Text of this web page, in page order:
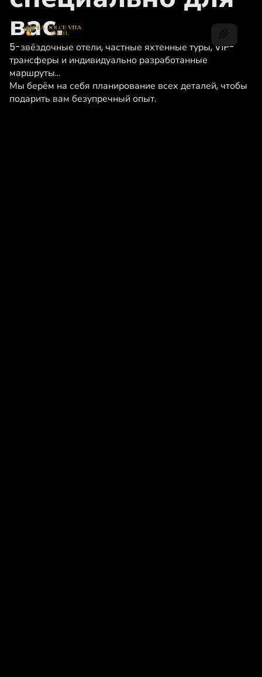
вас.
5-звёздочные отели, частные яхтенные туры, VIP-
трансферы и индивидуально разработанные
маршруты…
Мы берём на себя планирование всех деталей, чтобы
подарить вам безупречный опыт.